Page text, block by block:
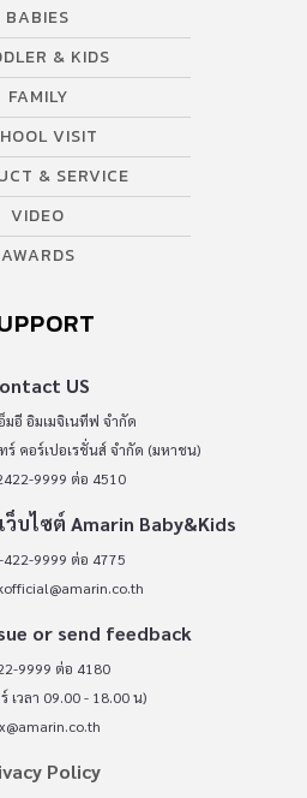
BABIES
& KIDS
FAMILY
VISIT
& SERVICE
VIDEO
AWARDS
US
มอี อิมเมจิเนทีฟ จำกัด
ร์ คอร์เปอเรชั่นส์ จำกัด (มหาชน)
9999 ต่อ 4510
บไซต์ Amarin Baby&Kids
422-9999 ต่อ 4775
or send feedback
9999 ต่อ 4180
เวลา 09.00 - 18.00 น)
Policy